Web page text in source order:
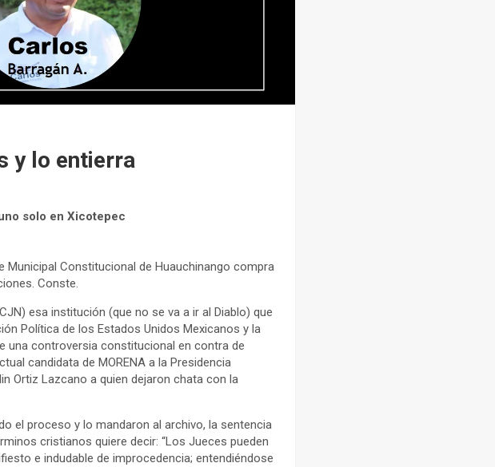
y lo entierra
solo en Xicotepec
Constitucional de Huauchinango compra
Conste.
esa institución (que no se va a ir al Diablo) que
Política de los Estados Unidos Mexicanos y la
una controversia constitucional en contra de
candidata de MORENA a la Presidencia
Ortiz Lazcano a quien dejaron chata con la
el proceso y lo mandaron al archivo, la sentencia
cristianos quiere decir: “Los Jueces pueden
e indudable de improcedencia; entendiéndose